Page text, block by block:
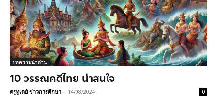
บทความน่าอ่าน
10 วรรณคดีไทย น่าสนใจ
ครูทูเดย์ ข่าวการศึกษา - 14/08/2024 0